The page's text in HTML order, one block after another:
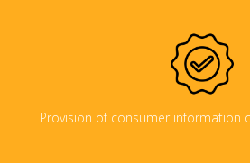
Provision of consumer information